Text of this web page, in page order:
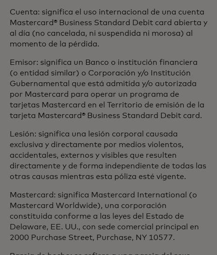
Cuenta: significa el uso internacional de una cuenta
Mastercard® Business Standard Debit card abierta y
al día (no cancelada, ni suspendida ni morosa) al
momento de la pérdida.
Emisor: significa un Banco o institución financiera
(o entidad similar) o Corporación y/o Institución
Gubernamental que está admitida y/o autorizada
por Mastercard para operar un programa de
tarjetas Mastercard en el Territorio de emisión de la
tarjeta Mastercard® Business Standard Debit card.
Lesión: significa una lesión corporal causada
exclusiva y directamente por medios violentos,
accidentales, externos y visibles que resulten
directamente y de forma independiente de todas las
otras causas mientras esta póliza esté vigente.
Mastercard: significa Mastercard International (o
Mastercard Worldwide), una corporación
constituida conforme a las leyes del Estado de
Delaware, EE. UU., con sede comercial principal en
2000 Purchase Street, Purchase, NY 10577.